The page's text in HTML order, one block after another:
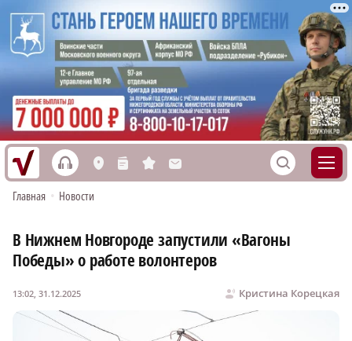
h L n s M S
Главная • Новости
В Нижнем Новгороде запустили «Вагоны
Победы» о работе волонтеров
Кристина Корецкая
13:02, 31.12.2025